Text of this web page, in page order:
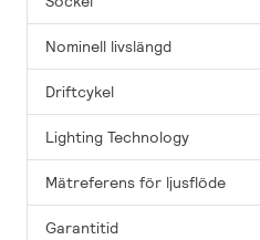
Nominell livslängd
Driftcykel
Lighting Technology
Mätreferens för ljusflöde
Garantitid